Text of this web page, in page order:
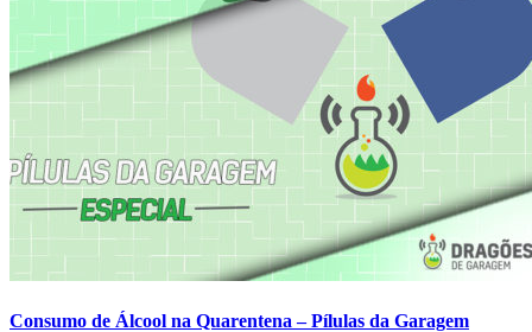
Consumo de Álcool na Quarentena – Pílulas da Garagem